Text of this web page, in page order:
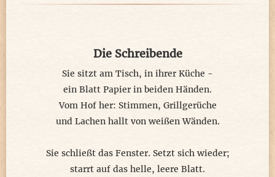
Dein Lieblingskleid: zieh´s nochmal an -
es schimmert silberblau am Meer.
(c) Ralph Bruse
(Parallel-Gedicht zu Ingrid Bezold´s
Die Schreibende
Sie sitzt am Tisch, in ihrer Küche -
ein Blatt Papier in beiden Händen.
Vom Hof her: Stimmen, Grillgerüche
und Lachen hallt von weißen Wänden.
Sie schließt das Fenster. Setzt sich wieder;
starrt auf das helle, leere Blatt.